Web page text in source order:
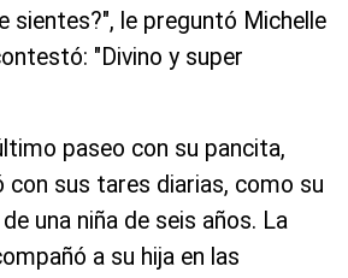
sientes?", le preguntó Michelle
"Divino y super
paseo con su pancita,
con sus tares diarias, como su
una niña de seis años. La
a su hija en las